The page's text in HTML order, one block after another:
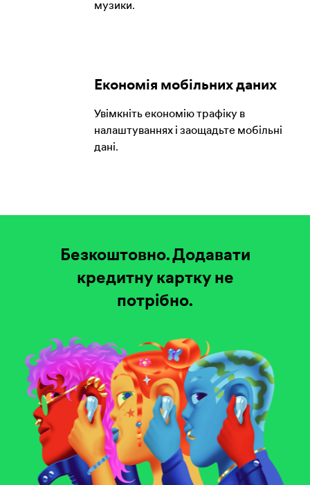
музики.
Економія мобільних даних
Увімкніть економію трафіку в
налаштуваннях і заощадьте мобільні
дані.
Безкоштовно.Додавати
кредитну картку не
потрібно.